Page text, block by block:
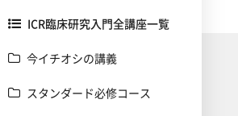
ICR臨床研究入門全講座一覧
今イチオシの講義
スタンダード必修コース